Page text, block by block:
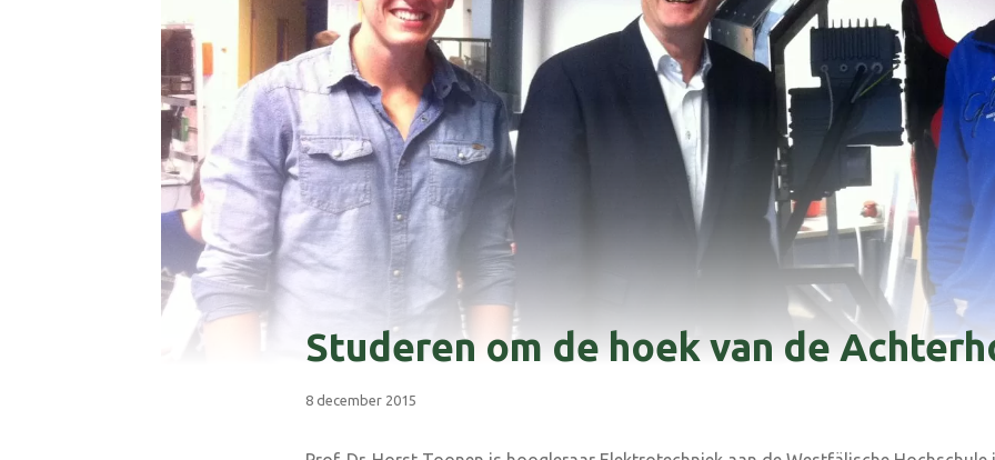
Studeren om de hoek van de
8 december 2015